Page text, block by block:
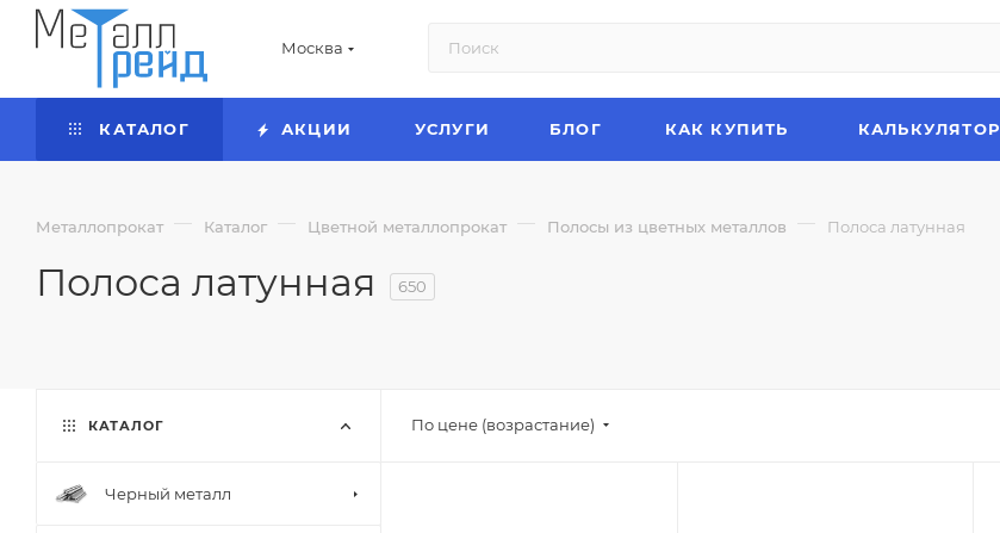
Москва
КАТАЛОГ АКЦИИ УСЛУГИ БЛОГ КАК КУПИТЬ КАЛЬКУЛЯТОР
Металлопрокат — Каталог — Цветной металлопрокат — Полосы из цветных металлов — Полоса латунная
Полоса латунная 650
По цене (возрастание)
КАТАЛОГ
Черный металл